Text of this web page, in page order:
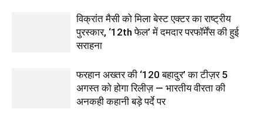
विक्रांत मैसी को मिला बेस्ट एक्टर का राष्ट्रीय
पुरस्कार, ‘12th फेल’ में दमदार परफॉर्मेंस की हुई
सराहना
फरहान अख्तर की ‘120 बहादुर’ का टीज़र 5
अगस्त को होगा रिलीज़ — भारतीय वीरता की
अनकही कहानी बड़े पर्दे पर